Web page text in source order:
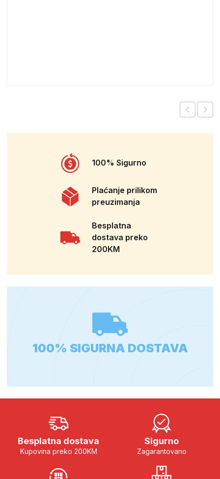
100% Sigurno
Plaćanje prilikom
preuzimanja
Besplatna
dostava preko
200KM
100% SIGURNA DOSTAVA
Besplatna dostava
Kupovina preko 200KM
Sigurno
Zagarantovano